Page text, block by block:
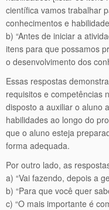
científica vamos trabalhar
conhecimentos e
b) “Antes de iniciar a
itens para que possamos
o desenvolvimento dos
Essas respostas
requisitos e competências
disposto a auxiliar o aluno
habilidades ao longo do
que o aluno esteja
forma adequada.
Por outro lado, as
a) “Vai fazendo, depois a
b) “Para que você quer
c) “O mais importante é